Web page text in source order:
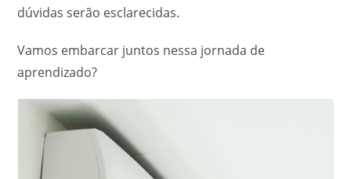
dúvidas serão esclarecidas.
Vamos embarcar juntos nessa jornada de
aprendizado?